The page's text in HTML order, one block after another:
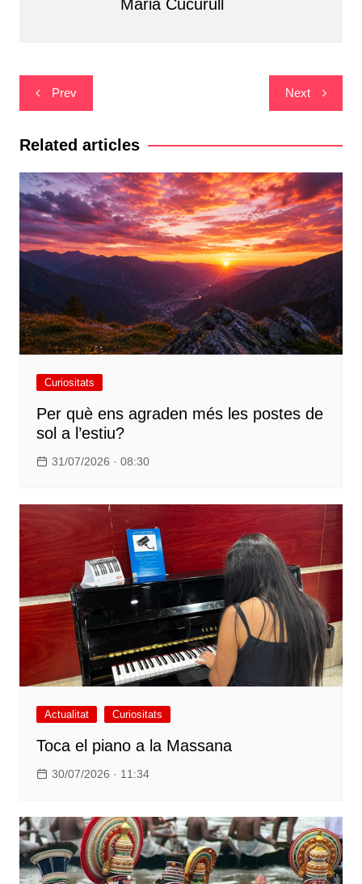
Maria Cucurull
Navegació
d'entrades
Prev Next
Related articles
Curiositats
Per què ens agraden més les postes de
sol a l’estiu?
31/07/2026 · 08:30
Actualitat Curiositats
Toca el piano a la Massana
30/07/2026 · 11:34